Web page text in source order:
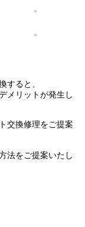
すると、
メリットが発生し
交換修理をご提案
法をご提案いたし